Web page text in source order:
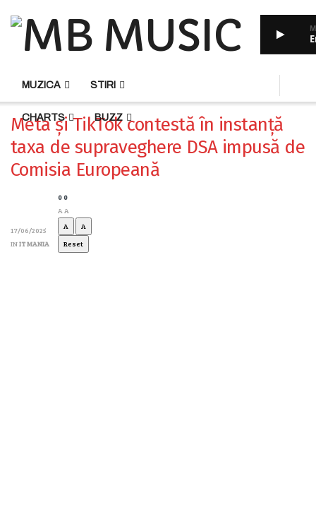
HOME RADIO
MUZICA STIRI
CHARTS BUZZ
Meta și TikTok contestă în instanță
taxa de supraveghere DSA impusă de
Comisia Europeană
17/06/2025
INIT MANIA
00
AA
A
A
Reset